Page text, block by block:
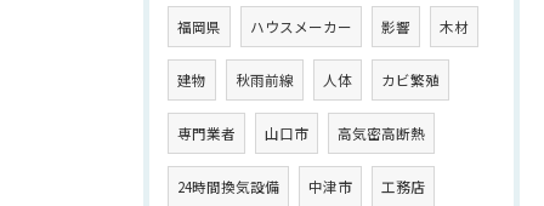
福岡県 ハウスメーカー 影響 木材
建物 秋雨前線 人体 カビ繁殖
専門業者 山口市 高気密高断熱
24時間換気設備 中津市 工務店